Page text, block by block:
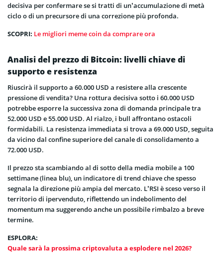
decisiva per confermare se si tratti di un’accumulazione di metà
ciclo o di un precursore di una correzione più profonda.
SCOPRI: Le migliori meme coin da comprare ora
Analisi del prezzo di Bitcoin: livelli chiave di
supporto e resistenza
Riuscirà il supporto a 60.000 USD a resistere alla crescente
pressione di vendita? Una rottura decisiva sotto i 60.000 USD
potrebbe esporre la successiva zona di domanda principale tra
52.000 USD e 55.000 USD. Al rialzo, i bull affrontano ostacoli
formidabili. La resistenza immediata si trova a 69.000 USD, seguita
da vicino dal confine superiore del canale di consolidamento a
72.000 USD.
Il prezzo sta scambiando al di sotto della media mobile a 100
settimane (linea blu), un indicatore di trend chiave che spesso
segnala la direzione più ampia del mercato. L’RSI è sceso verso il
territorio di ipervenduto, riflettendo un indebolimento del
momentum ma suggerendo anche un possibile rimbalzo a breve
termine.
ESPLORA:
Quale sarà la prossima criptovaluta a esplodere nel 2026?